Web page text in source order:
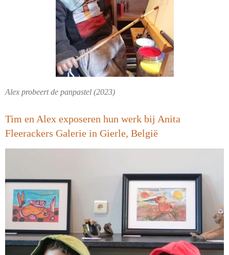
Alex probeert de panpastel (2023)
Tim en Alex exposeren hun werk bij Anita
Fleerackers Galerie in Gierle, België